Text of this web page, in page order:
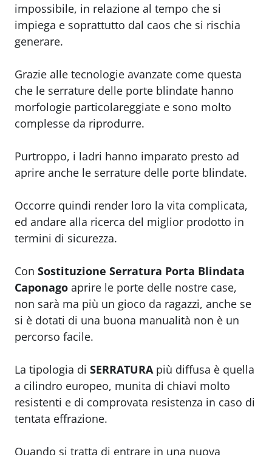
impossibile, in relazione al tempo che si
impiega e soprattutto dal caos che si rischia
generare.
Grazie alle tecnologie avanzate come questa
che le serrature delle porte blindate hanno
morfologie particolareggiate e sono molto
complesse da riprodurre.
Purtroppo, i ladri hanno imparato presto ad
aprire anche le serrature delle porte blindate.
Occorre quindi render loro la vita complicata,
ed andare alla ricerca del miglior prodotto in
termini di sicurezza.
Con Sostituzione Serratura Porta Blindata
Caponago aprire le porte delle nostre case,
non sarà ma più un gioco da ragazzi, anche se
si è dotati di una buona manualità non è un
percorso facile.
La tipologia di SERRATURA più diffusa è quella
a cilindro europeo, munita di chiavi molto
resistenti e di comprovata resistenza in caso di
tentata effrazione.
Quando si tratta di entrare in una nuova